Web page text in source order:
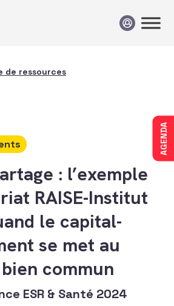
AGENDA
de ressources
: l’exemple
RAISE-Institut
le capital-
se met au
commun
ESR & Santé 2024